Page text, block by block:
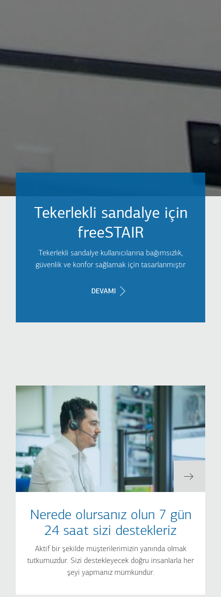
Tekerlekli sandalye için
freeSTAIR
Tekerlekli sandalye kullanıcılarına bağımsızlık,
güvenlik ve konfor sağlamak için tasarlanmıştır
DEVAMI
Nerede olursanız olun 7 gün
24 saat sizi destekleriz
Aktif bir şekilde müşterilerimizin yanında olmak
tutkumuzdur. Sizi destekleyecek doğru insanlarla her
şeyi yapmanız mümkündür.